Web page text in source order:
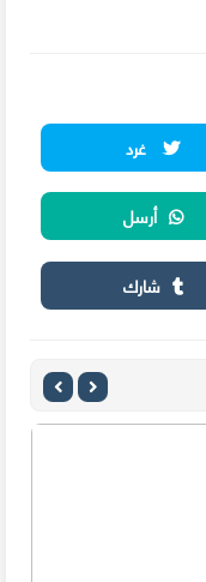
غرد
أرسل
شارك